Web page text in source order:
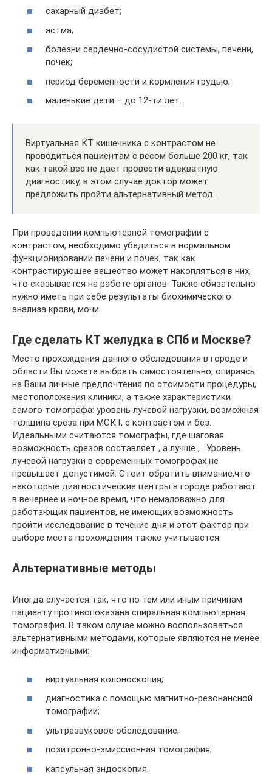
сахарный диабет;
астма;
болезни сердечно-сосудистой системы, печени,
почек;
период беременности и кормления грудью;
маленькие дети – до 12-ти лет.
Виртуальная КТ кишечника с контрастом не
проводиться пациентам с весом больше 200 кг, так
как такой вес не дает провести адекватную
диагностику, в этом случае доктор может
предложить пройти альтернативный метод.
При проведении компьютерной томографии с
контрастом, необходимо убедиться в нормальном
функционировании печени и почек, так как
контрастирующее вещество может накопляться в них,
что сказывается на работе органов. Также обязательно
нужно иметь при себе результаты биохимического
анализа крови, мочи.
Где сделать КТ желудка в СПб и Москве?
Место прохождения данного обследования в городе и
области Вы можете выбрать самостоятельно, опираясь
на Ваши личные предпочтения по стоимости процедуры,
местоположения клиники, а также характеристики
самого томографа: уровень лучевой нагрузки, возможная
толщина среза при МСКТ, с контрастом и без.
Идеальными считаются томографы, где шаговая
возможность срезов составляет , а лучше , . Уровень
лучевой нагрузки в современных томогрофах не
превышает допустимой. Стоит обратить внимание,что
некоторые диагностические центры в городе работают
в вечернее и ночное время, что немаловажно для
работающих пациентов, не имеющих возможность
пройти исследование в течение дня и этот фактор при
выборе места прохождения также учитывается.
Альтернативные методы
Иногда случается так, что по тем или иным причинам
пациенту противопоказана спиральная компьютерная
томография. В таком случае можно воспользоваться
альтернативными методами, которые являются не менее
информативными:
виртуальная колоноскопия;
диагностика с помощью магнитно-резонансной
томографии;
ультразвуковое обследование;
позитронно-эмиссионная томография;
капсульная эндоскопия.